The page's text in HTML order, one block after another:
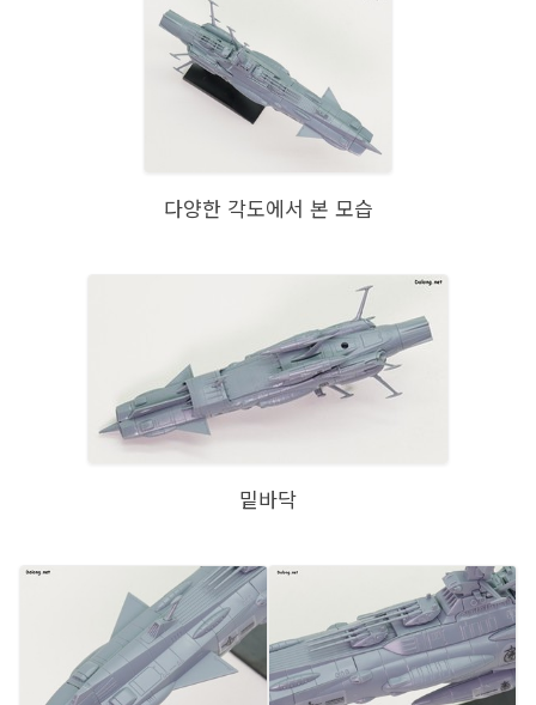
다양한 각도에서 본 모습
밑바닥